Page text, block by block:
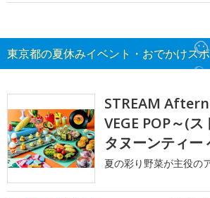
東京都の夏休みイベント・おでかけス
STREAM
VEGE POP～(
タヌーンティー
夏の彩り野菜が主役の